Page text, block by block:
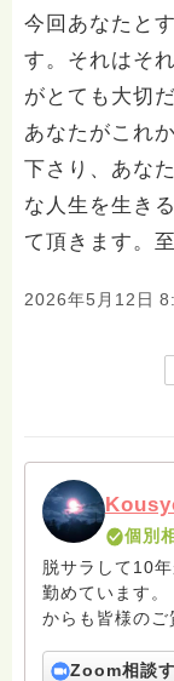
今回あなたと
す。それはそ
がとても大切
あなたがこれ
下さり、あな
な人生を生き
て頂きます。
2026年5月12日
個別
脱サラして10
勤めています
からも皆様のご
いと存じます
ろうかとは存
Zoom相談